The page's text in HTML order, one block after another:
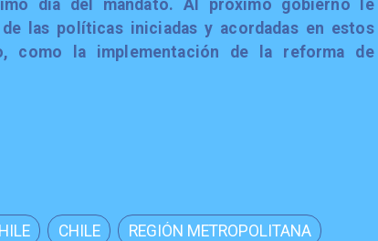
día del mandato. Al próximo gobierno le
las políticas iniciadas y acordadas en estos
como la implementación de la reforma de
CHILE REGIÓN METROPOLITANA